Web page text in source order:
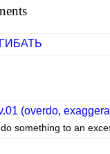
(overdo,
something to an